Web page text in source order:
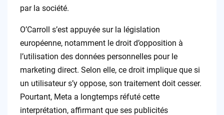
par la société.
O’Carroll s’est appuyée sur la législation
européenne, notamment le droit d’opposition à
l’utilisation des données personnelles pour le
marketing direct. Selon elle, ce droit implique que si
un utilisateur s’y oppose, son traitement doit cesser.
Pourtant, Meta a longtemps réfuté cette
interprétation, affirmant que ses publicités